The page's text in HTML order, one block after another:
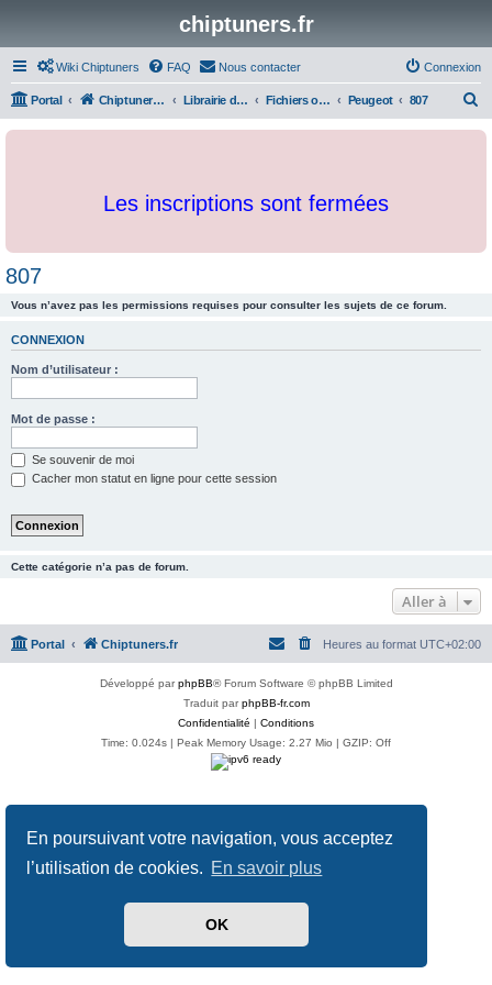
En poursuivant votre navigation, vous acceptez
l’utilisation de cookies. En savoir plus
OK
chiptuners.fr
Wiki Chiptuners FAQ Nous contacter Connexion
Portal Chiptuners.fr Librairie de documents et originaux Fichiers originaux Peugeot 807
c
Les inscriptions sont fermées
807
Vous n’avez pas les permissions requises pour consulter les sujets de ce forum.
CONNEXION
Nom d’utilisateur :
Mot de passe :
Se souvenir de moi
Cacher mon statut en ligne pour cette session
Cette catégorie n’a pas de forum.
Aller à
Portal Chiptuners.fr Heures au format UTC+02:00
Développé parphpBB® Forum Software © phpBB Limited
Traduit parphpBB-fr.com
Confidentialité | Conditions
Time: 0.024s | Peak Memory Usage: 2.27 Mio | GZIP: Off